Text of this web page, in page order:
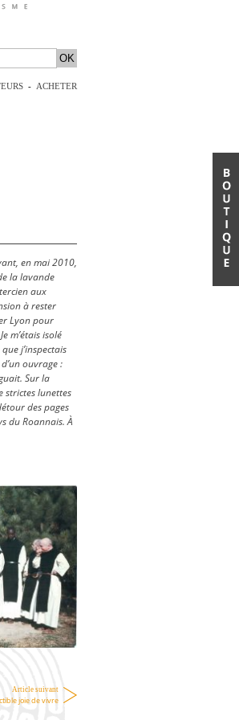
- ACHETER
en mai 2010,
la lavande
aux
à rester
Lyon pour
m’étais isolé
j’inspectais
ouvrage :
Sur la
strictes lunettes
des pages
du Roannais. À
Article suivant
joie de vivre